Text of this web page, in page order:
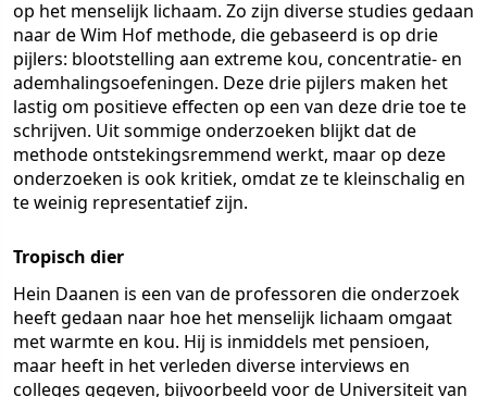
op het menselijk lichaam. Zo zijn diverse studies gedaan
naar de Wim Hof methode, die gebaseerd is op drie
pijlers: blootstelling aan extreme kou, concentratie- en
ademhalingsoefeningen. Deze drie pijlers maken het
lastig om positieve effecten op een van deze drie toe te
schrijven. Uit sommige onderzoeken blijkt dat de
methode ontstekingsremmend werkt, maar op deze
onderzoeken is ook kritiek, omdat ze te kleinschalig en
te weinig representatief zijn.
Tropisch dier
Hein Daanen is een van de professoren die onderzoek
heeft gedaan naar hoe het menselijk lichaam omgaat
met warmte en kou. Hij is inmiddels met pensioen,
maar heeft in het verleden diverse interviews en
colleges gegeven, bijvoorbeeld voor de Universiteit van